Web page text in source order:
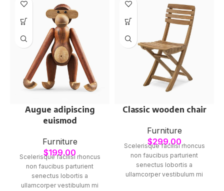
Augue adipiscing
euismod
Furniture
$199.00
Scelerisque facilisi rhoncus
non faucibus parturient
senectus lobortis a
ullamcorper vestibulum mi
Classic wooden chair
Furniture
$299.00
Scelerisque facilisi rhoncus
non faucibus parturient
senectus lobortis a
ullamcorper vestibulum mi